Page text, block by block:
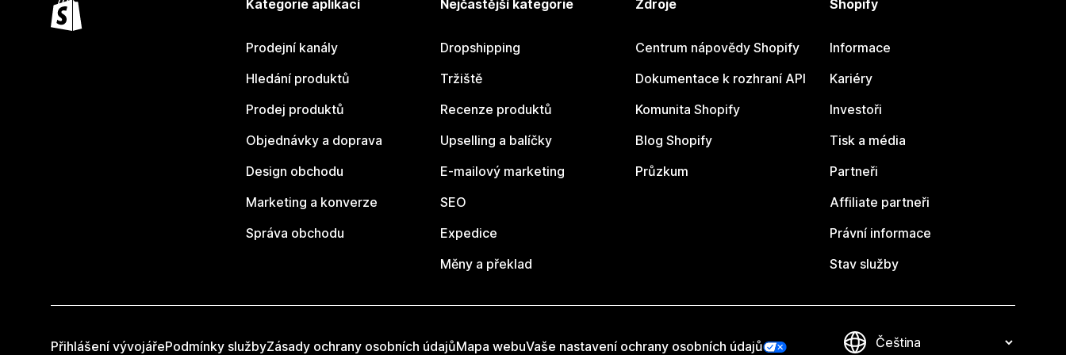
Kategorie aplikací
Prodejní kanály
Hledání produktů
Prodej produktů
Objednávky a doprava
Design obchodu
Marketing a konverze
Správa obchodu
Nejčastější kategorie
Dropshipping
Tržiště
Recenze produktů
Upselling a balíčky
E-mailový marketing
SEO
Expedice
Měny a překlad
Zdroje
Centrum nápovědy Shopify
Dokumentace k rozhraní API
Komunita Shopify
Blog Shopify
Průzkum
Shopify
Informace
Kariéry
Investoři
Tisk a média
Partneři
Affiliate partneři
Právní informace
Stav služby
Přihlášení vývojářePodmínky službyZásady ochrany osobních údajůMapa webuVaše nastavení ochrany osobních údajů